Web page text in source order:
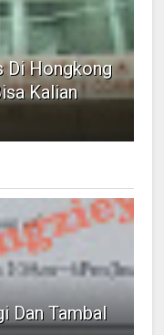
Di Hongkong
Kalian
Dan Tambal